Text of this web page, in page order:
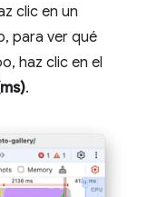
clic en un
para ver qué
haz clic en el
.